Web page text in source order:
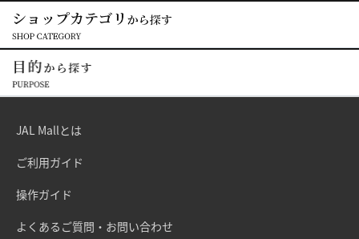
JAL Mallとは
ご利用ガイド
操作ガイド
よくあるご質問・お問い合わせ